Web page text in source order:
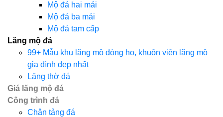
Mộ đá hai mái
Mộ đá ba mái
Mộ đá tam cấp
Lăng mộ đá
99+ Mẫu khu lăng mộ dòng họ, khuôn viên lăng mộ
gia đình đẹp nhất
Lăng thờ đá
Giá lăng mộ đá
Công trình đá
Chân tảng đá